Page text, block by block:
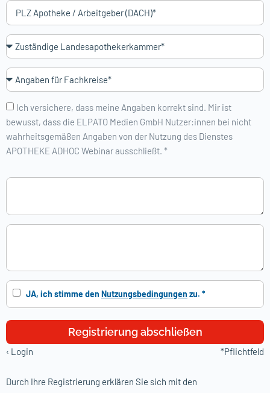
Ich versichere, dass meine Angaben korrekt sind. Mir ist
bewusst, dass die ELPATO Medien GmbH Nutzer:innen bei nicht
wahrheitsgemäßen Angaben von der Nutzung des Dienstes
APOTHEKE ADHOC Webinar ausschließt. *
JA, ich stimme den Nutzungsbedingungen zu. *
Registrierung abschließen
Durch Ihre Registrierung erklären Sie sich mit den
‹ Login *Pflichtfeld